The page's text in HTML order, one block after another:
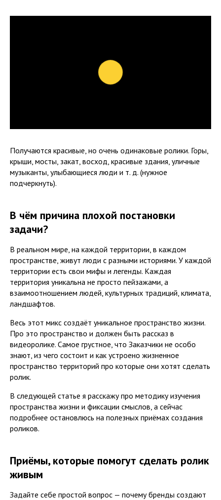
Получаются красивые, но очень одинаковые ролики. Горы,
крыши, мосты, закат, восход, красивые здания, уличные
музыканты, улыбающиеся люди и т. д. (нужное
подчеркнуть).
В чём причина плохой постановки
задачи?
В реальном мире, на каждой территории, в каждом
пространстве, живут люди с разными историями. У каждой
территории есть свои мифы и легенды. Каждая
территория уникальна не просто пейзажами, а
взаимоотношением людей, культурных традиций, климата,
ландшафтов.
Весь этот микс создаёт уникальное пространство жизни.
Про это пространство и должен быть рассказ в
видеоролике. Самое грустное, что Заказчики не особо
знают, из чего состоит и как устроено жизненное
пространство территорий про которые они хотят сделать
ролик.
В следующей статье я расскажу про методику изучения
пространства жизни и фиксации смыслов, а сейчас
подробнее остановлюсь на полезных приёмах создания
роликов.
Приёмы, которые помогут сделать ролик
живым
Задайте себе простой вопрос — почему бренды создают